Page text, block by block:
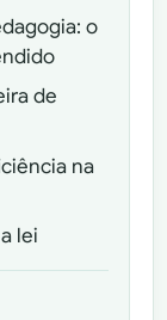
o
de
na
lei